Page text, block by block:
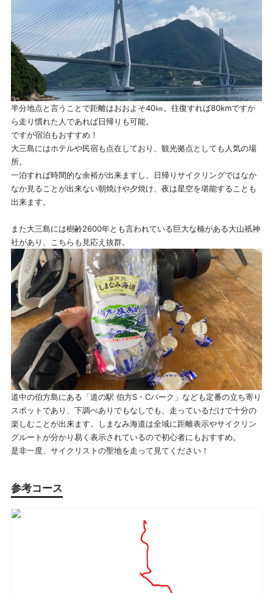
半分地点と言うことで距離はおおよそ40㎞。往復すれば80kmですか
ら走り慣れた人であれば日帰りも可能。
ですが宿泊もおすすめ！
大三島にはホテルや民宿も点在しており、観光拠点としても人気の場
所。
一泊すれば時間的な余裕が出来ますし、日帰りサイクリングではなか
なか見ることが出来ない朝焼けや夕焼け、夜は星空を堪能することも
出来ます。
また大三島には樹齢2600年とも言われている巨大な楠がある大山祇神
社があり、こちらも見応え抜群。
道中の伯方島にある「道の駅 伯方S・Cパーク」なども定番の立ち寄り
スポットであり、下調べありでもなしでも、走っているだけで十分の
楽しむことが出来ます。しまなみ海道は全域に距離表示やサイクリン
グルートが分かり易く表示されているので初心者にもおすすめ。
是非一度、サイクリストの聖地を走って見てください！
参考コース